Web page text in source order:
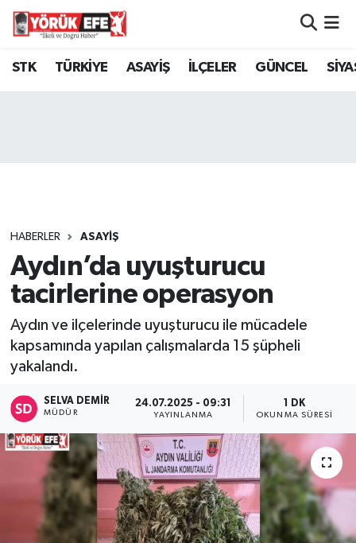
STK TÜRKİYE ASAYİŞ İLÇELER GÜNCEL
HABERLER ASAYİŞ
Aydın’da uyuşturucu
tacirlerine operasyon
Aydın ve ilçelerinde uyuşturucu ile mücadele
kapsamında yapılan çalışmalarda 15 şüpheli
yakalandı.
SELVA DEMIR
MÜDÜR
24.07.2025 - 09:31
YAYINLANMA
1 DK
OKUNMA SÜRESI
Aydın Nöbetçi Eczaneler
Tüm Manşetler
Son Dakika Haberleri
Haber Arşivi